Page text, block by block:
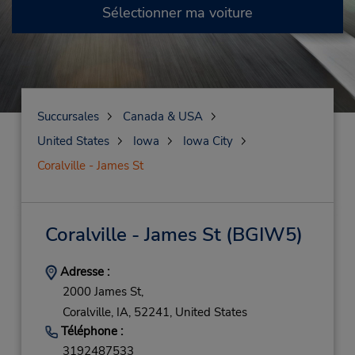
Sélectionner ma voiture
Succursales
Canada & USA
United States
Iowa
Iowa City
Coralville - James St
Coralville - James St(BGIW5)
Adresse :
2000 James St,
Coralville, IA, 52241, United States
Téléphone :
3192487533